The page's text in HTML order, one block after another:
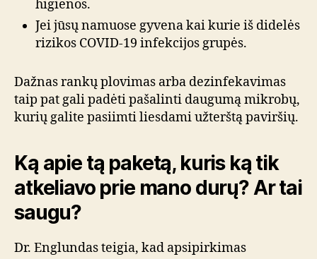
higienos.
Jei jūsų namuose gyvena kai kurie iš didelės
rizikos COVID-19 infekcijos grupės.
Dažnas rankų plovimas arba dezinfekavimas
taip pat gali padėti pašalinti daugumą mikrobų,
kurių galite pasiimti liesdami užterštą paviršių.
Ką apie tą paketą, kuris ką tik
atkeliavo prie mano durų? Ar tai
saugu?
Dr. Englundas teigia, kad apsipirkimas